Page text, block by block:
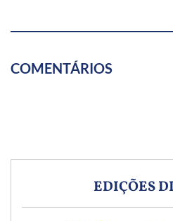
COMENTÁRIOS
EDIÇÕES